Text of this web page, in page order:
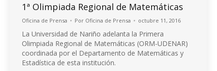
1ª Olimpiada Regional de Matemáticas
Oficina de Prensa Por Oficina de Prensa octubre 11, 2016
La Universidad de Nariño adelanta la Primera
Olimpiada Regional de Matemáticas (ORM-UDENAR)
coordinada por el Departamento de Matemáticas y
Estadística de esta institución.